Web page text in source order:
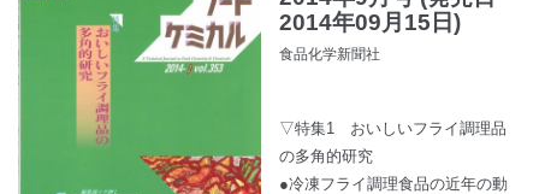
2014年09月15日)
食品化学新聞社
▽特集1 おいしいフライ調理品
の多角的研究
●冷凍フライ調理食品の近年の動